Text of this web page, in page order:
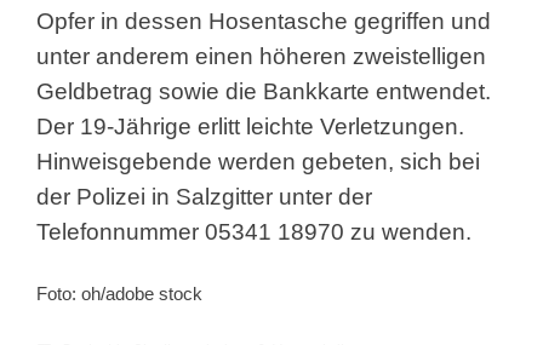
Opfer in dessen Hosentasche gegriffen und
unter anderem einen höheren zweistelligen
Geldbetrag sowie die Bankkarte entwendet.
Der 19-Jährige erlitt leichte Verletzungen.
Hinweisgebende werden gebeten, sich bei
der Polizei in Salzgitter unter der
Telefonnummer 05341 18970 zu wenden.
Foto: oh/adobe stock